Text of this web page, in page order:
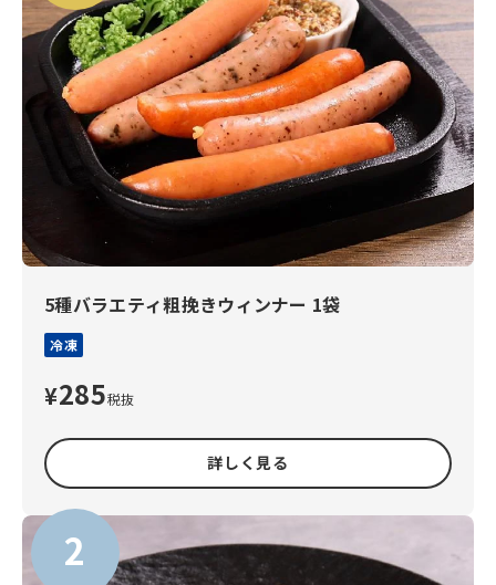
5種バラエティ粗挽きウィンナー 1袋
冷凍
¥285税抜
詳しく見る